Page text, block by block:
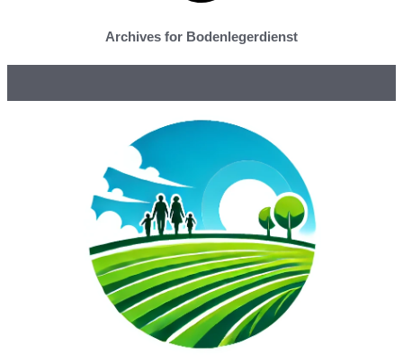
Archives for Bodenlegerdienst